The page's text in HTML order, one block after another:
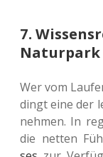
7.
Wer vom
dingt eine der
neh­men. In
die netten